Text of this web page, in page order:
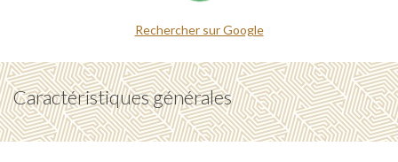
Rechercher sur Google
Caractéristiques générales